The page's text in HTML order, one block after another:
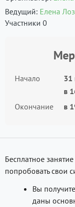
Ведущий Елена
Участники 0
Начало
31
в
Окончание
в
Бесплатное
попробовать свои
Вы
даны